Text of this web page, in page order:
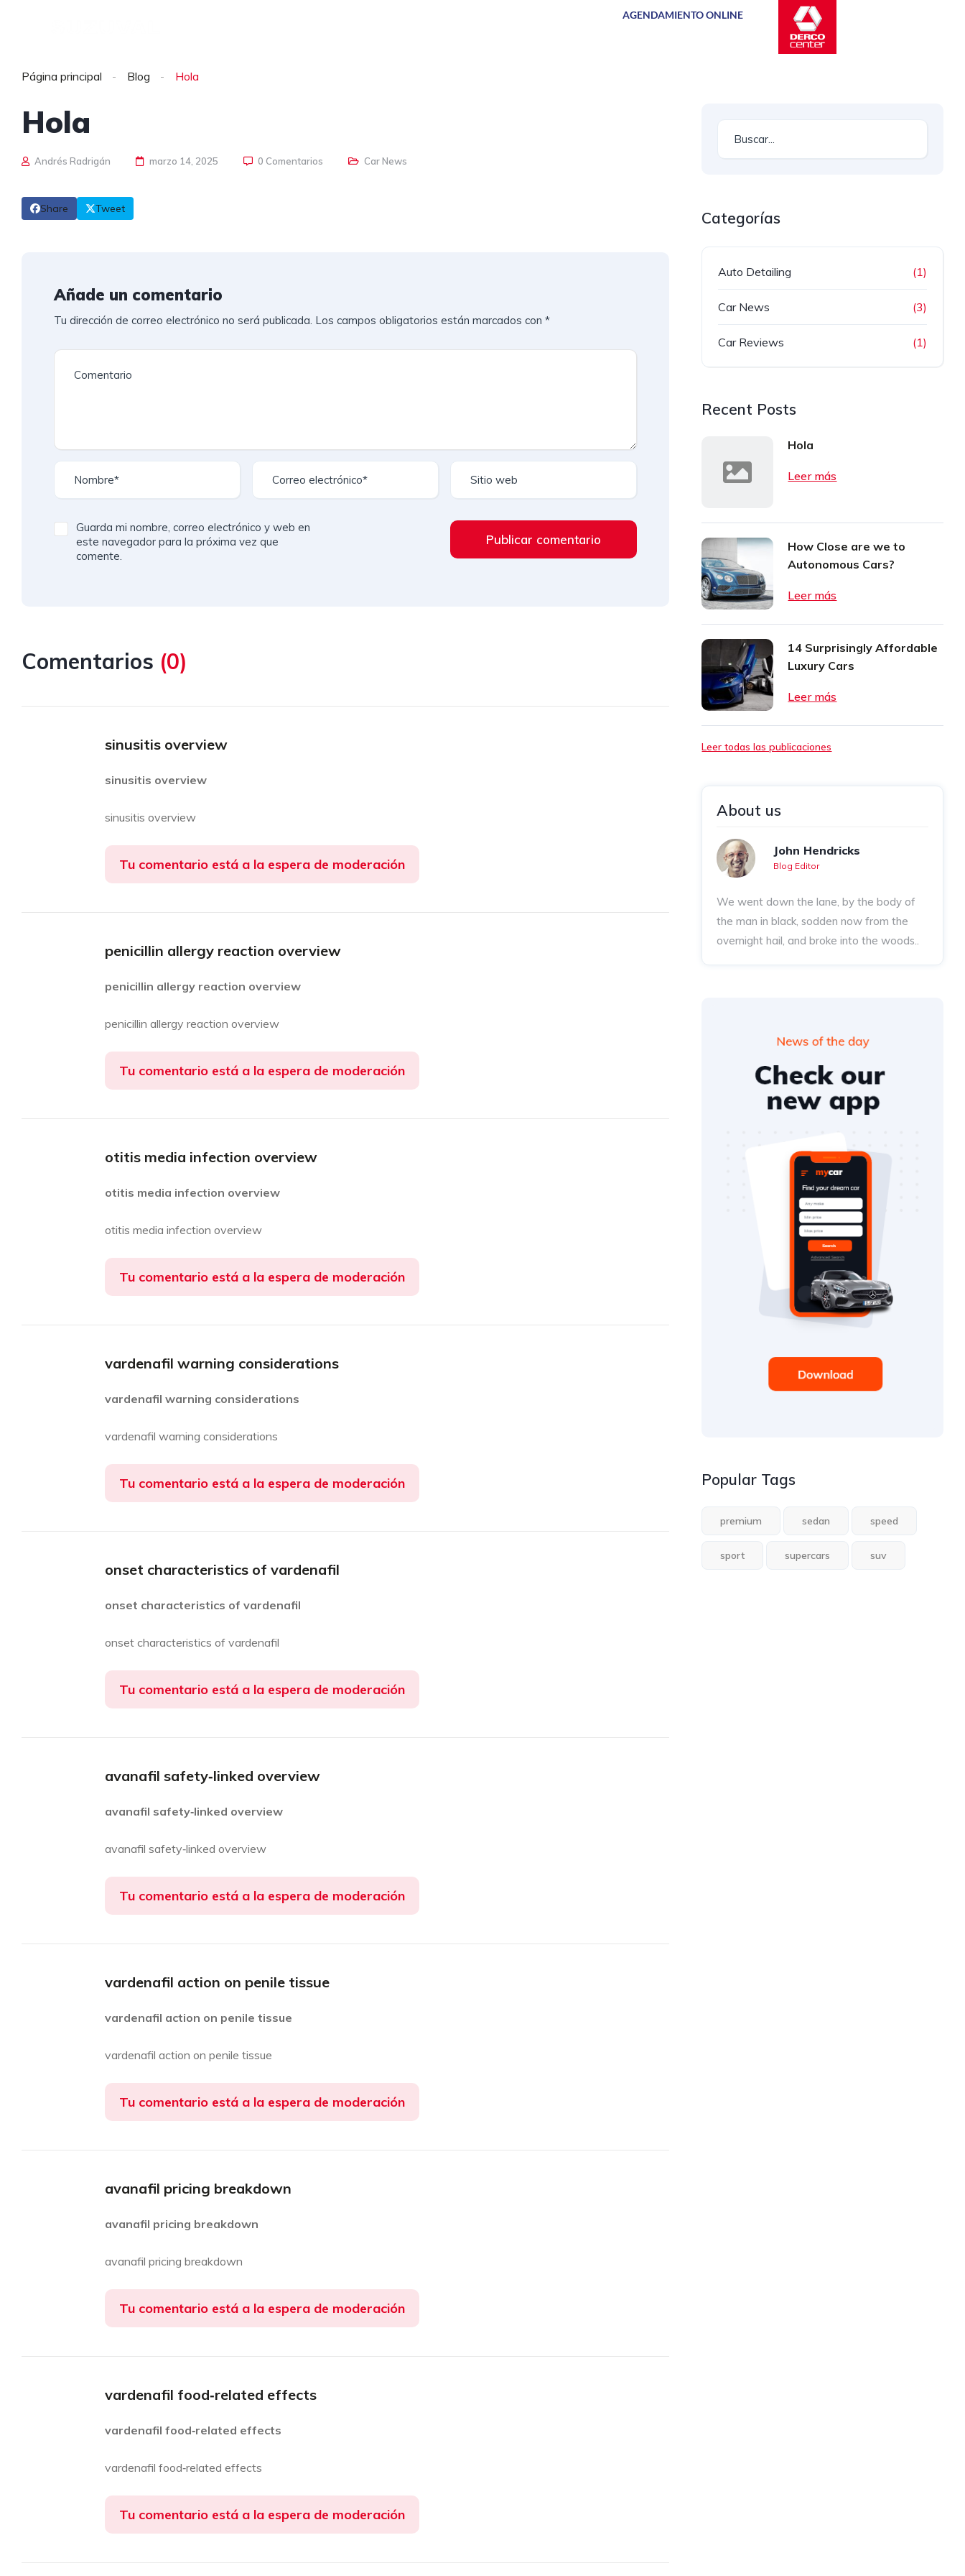
AGENDAMIENTO ONLINE
Página principal Blog Hola
Hola
Andrés Radrigán marzo 14, 2025 0 Comentarios Car News
Share Tweet
Añade un comentario
Tu dirección de correo electrónico no será publicada. Los campos obligatorios están marcados con *
Guarda mi nombre, correo electrónico y web en
este navegador para la próxima vez que
comente.
Publicar comentario
Comentarios (0)
sinusitis overview
sinusitis overview
sinusitis overview
Tu comentario está a la espera de moderación
penicillin allergy reaction overview
penicillin allergy reaction overview
penicillin allergy reaction overview
Tu comentario está a la espera de moderación
otitis media infection overview
otitis media infection overview
otitis media infection overview
Tu comentario está a la espera de moderación
vardenafil warning considerations
vardenafil warning considerations
vardenafil warning considerations
Tu comentario está a la espera de moderación
onset characteristics of vardenafil
onset characteristics of vardenafil
onset characteristics of vardenafil
Tu comentario está a la espera de moderación
avanafil safety‑linked overview
avanafil safety‑linked overview
avanafil safety‑linked overview
Tu comentario está a la espera de moderación
vardenafil action on penile tissue
vardenafil action on penile tissue
vardenafil action on penile tissue
Tu comentario está a la espera de moderación
avanafil pricing breakdown
avanafil pricing breakdown
avanafil pricing breakdown
Tu comentario está a la espera de moderación
vardenafil food‑related effects
vardenafil food‑related effects
vardenafil food‑related effects
Tu comentario está a la espera de moderación
Categorías
Auto Detailing (1)
Car News (3)
Car Reviews (1)
Recent Posts
Hola
Leer más
How Close are we to
Autonomous Cars?
Leer más
14 Surprisingly Affordable
Luxury Cars
Leer más
Leer todas las publicaciones
About us
John Hendricks
Blog Editor
We went down the lane, by the body of
the man in black, sodden now from the
overnight hail, and broke into the woods..
Popular Tags
premium sedan speed
sport supercars suv